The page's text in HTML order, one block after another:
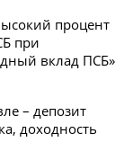
процент
при
вклад ПСБ»
– депозит
доходность